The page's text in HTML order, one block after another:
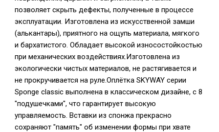
позволяет скрыть дефекты, полученные в процессе
эксплуатации. Изготовлена из искусственной замши
(алькантары), приятного на ощупь материала, мягкого
и бархатистого. Обладает высокой износостойкостью
при механических воздействиях.Изготовлена из
экологически чистых материалов, не растягивается и
не прокручивается на руле.Оплётка SKYWAY серии
Sponge classic выполнена в классическом дизайне, с 8
"подушечками", что гарантирует высокую
управляемость. Вставки из спонжа прекрасно
сохраняют "память" об изменении формы при хвате